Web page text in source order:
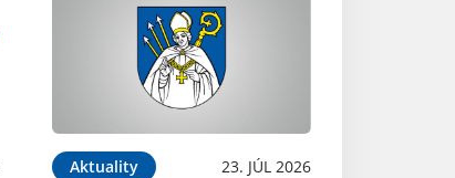
Aktuality 23. JÚL 2026